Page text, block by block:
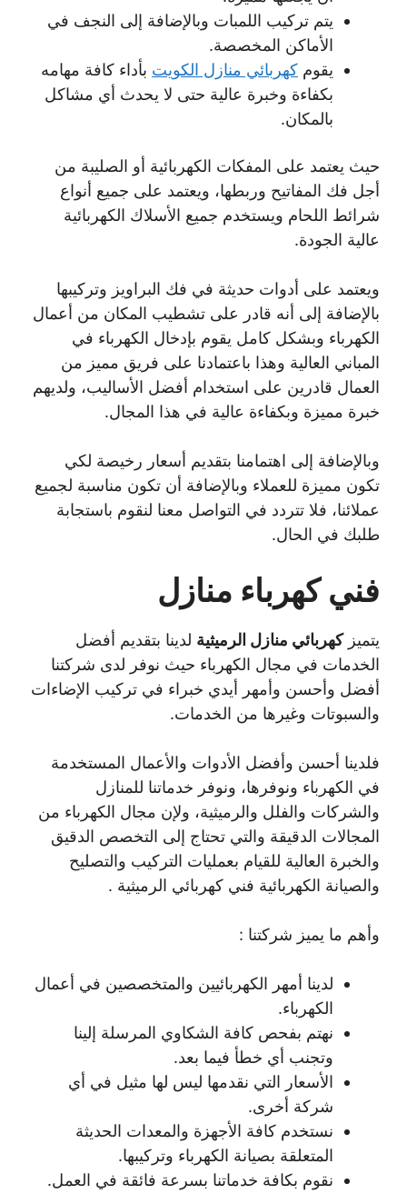
يتم تركيب اللمبات وبالإضافة إلى النجف في
الأماكن المخصصة.
يقوم كهربائي منازل الكويت بأداء كافة مهامه
بكفاءة وخبرة عالية حتى لا يحدث أي مشاكل
بالمكان.
حيث يعتمد على المفكات الكهربائية أو الصليبة من
أجل فك المفاتيح وربطها، ويعتمد على جميع أنواع
شرائط اللحام ويستخدم جميع الأسلاك الكهربائية
عالية الجودة.
ويعتمد على أدوات حديثة في فك البراويز وتركيبها
بالإضافة إلى أنه قادر على تشطيب المكان من أعمال
الكهرباء وبشكل كامل يقوم بإدخال الكهرباء في
المباني العالية وهذا باعتمادنا على فريق مميز من
العمال قادرين على استخدام أفضل الأساليب، ولديهم
خبرة مميزة وبكفاءة عالية في هذا المجال.
وبالإضافة إلى اهتمامنا بتقديم أسعار رخيصة لكي
تكون مميزة للعملاء وبالإضافة أن تكون مناسبة لجميع
عملائنا، فلا تتردد في التواصل معنا لنقوم باستجابة
طلبك في الحال.
فني كهرباء منازل
يتميزكهربائي منازل الرميثية لدينا بتقديم أفضل
الخدمات في مجال الكهرباء حيث نوفر لدى شركتنا
أفضل وأحسن وأمهر أيدي خبراء في تركيب الإضاءات
والسبوتات وغيرها من الخدمات.
فلدينا أحسن وأفضل الأدوات والأعمال المستخدمة
في الكهرباء ونوفرها، ونوفر خدماتنا للمنازل
والشركات والفلل والرميثية، ولإن مجال الكهرباء من
المجالات الدقيقة والتي تحتاج إلى التخصص الدقيق
والخبرة العالية للقيام بعمليات التركيب والتصليح
والصيانة الكهربائية فني كهربائي الرميثية .
وأهم ما يميز شركتنا :
لدينا أمهر الكهربائيين والمتخصصين في أعمال
الكهرباء.
نهتم بفحص كافة الشكاوي المرسلة إلينا
وتجنب أي خطأ فيما بعد.
الأسعار التي نقدمها ليس لها مثيل في أي
شركة أخرى.
نستخدم كافة الأجهزة والمعدات الحديثة
المتعلقة بصيانة الكهرباء وتركيبها.
نقوم بكافة خدماتنا بسرعة فائقة في العمل.